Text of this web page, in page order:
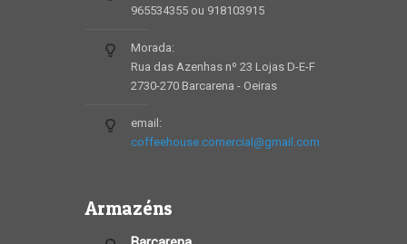
965534355 ou 918103915
Morada:
Rua das Azenhas nº 23 Lojas D-E-F
2730-270 Barcarena - Oeiras
email:
coffeehouse.comercial@gmail.com
Armazéns